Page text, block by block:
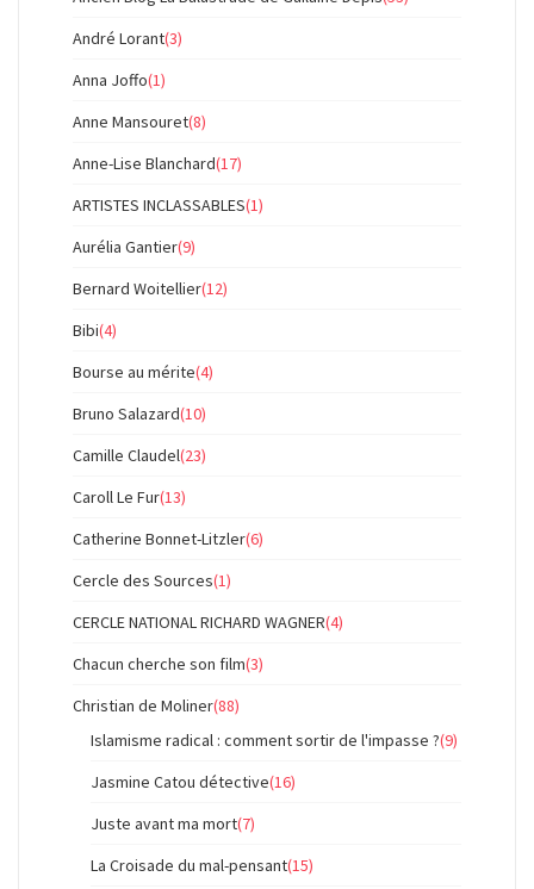
André Lorant(3)
Anna Joffo(1)
Anne Mansouret(8)
Anne-Lise Blanchard(17)
ARTISTES INCLASSABLES(1)
Aurélia Gantier(9)
Bernard Woitellier(12)
Bibi(4)
Bourse au mérite(4)
Bruno Salazard(10)
Camille Claudel(23)
Caroll Le Fur(13)
Catherine Bonnet-Litzler(6)
Cercle des Sources(1)
CERCLE NATIONAL RICHARD WAGNER(4)
Chacun cherche son film(3)
Christian de Moliner(88)
Islamisme radical : comment sortir de l'impasse ?(9)
Jasmine Catou détective(16)
Juste avant ma mort(7)
La Croisade du mal-pensant(15)